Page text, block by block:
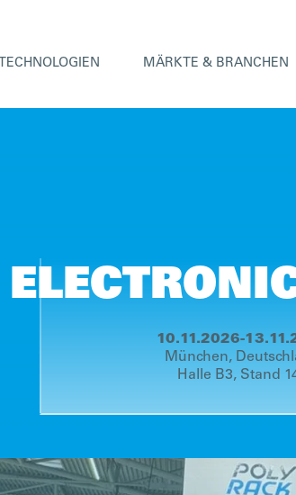
TECHNOLOGIEN MÄRKTE & BRANCHEN
10.11.2026-
München,
Halle B3, Stand